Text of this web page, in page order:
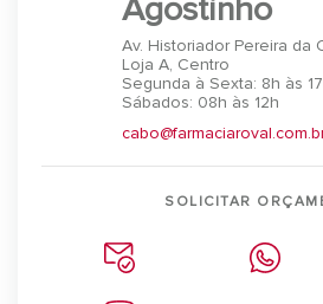
Agostinho
Av. Historiador Pereira da
Loja A, Centro
Segunda à Sexta: 8h às
Sábados: 08h às 12h
SOLICITAR